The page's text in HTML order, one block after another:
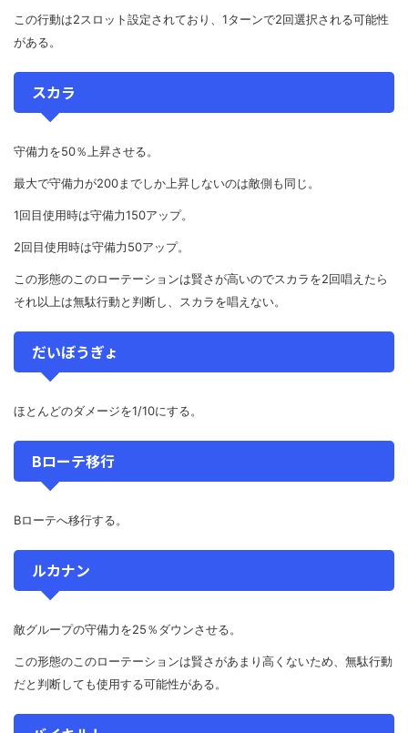
この行動は2スロット設定されており、1ターンで2回選択される可能性
がある。
スカラ
守備力を50％上昇させる。
最大で守備力が200までしか上昇しないのは敵側も同じ。
1回目使用時は守備力150アップ。
2回目使用時は守備力50アップ。
この形態のこのローテーションは賢さが高いのでスカラを2回唱えたら
それ以上は無駄行動と判断し、スカラを唱えない。
だいぼうぎょ
ほとんどのダメージを1/10にする。
Bローテ移行
Bローテへ移行する。
ルカナン
敵グループの守備力を25％ダウンさせる。
この形態のこのローテーションは賢さがあまり高くないため、無駄行動
だと判断しても使用する可能性がある。